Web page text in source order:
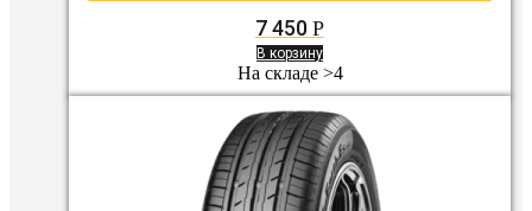
7 450 Р
В корзину
На складе >4